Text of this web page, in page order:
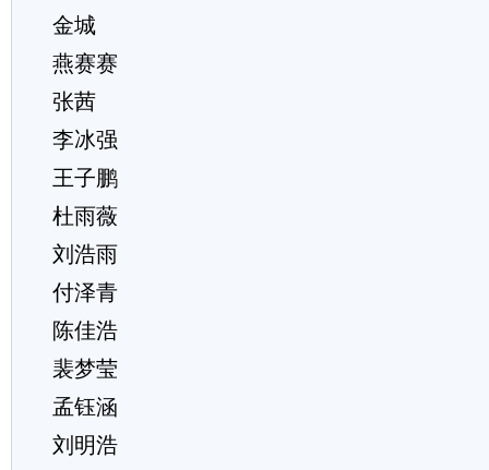
金城
燕赛赛
张茜
李冰强
王子鹏
杜雨薇
刘浩雨
付泽青
陈佳浩
裴梦莹
孟钰涵
刘明浩